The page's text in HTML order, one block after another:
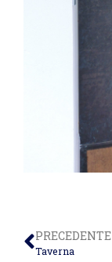
PRECEDENTE
Taverna